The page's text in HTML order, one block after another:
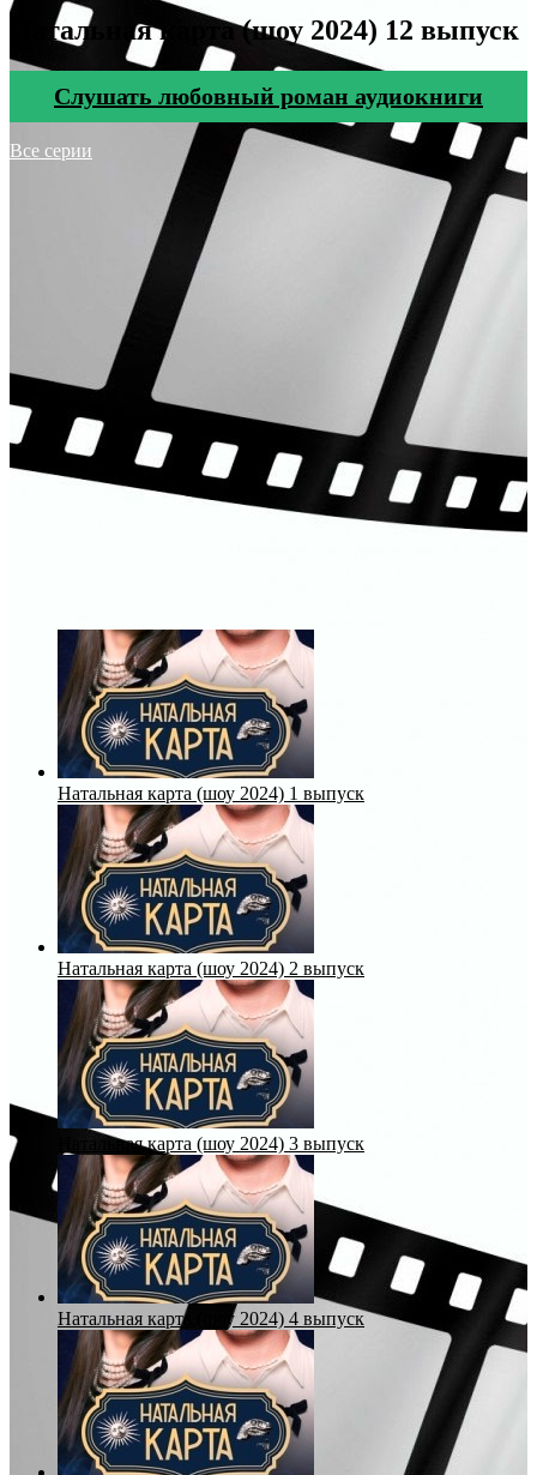
Натальная карта (шоу 2024) 12 выпуск
Cлушать любовный роман аудиокниги
Все серии
Натальная карта (шоу 2024) 1 выпуск
Натальная карта (шоу 2024) 2 выпуск
Натальная карта (шоу 2024) 3 выпуск
Натальная карта (шоу 2024) 4 выпуск